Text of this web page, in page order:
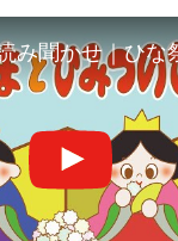
み聞かせ｜ひ